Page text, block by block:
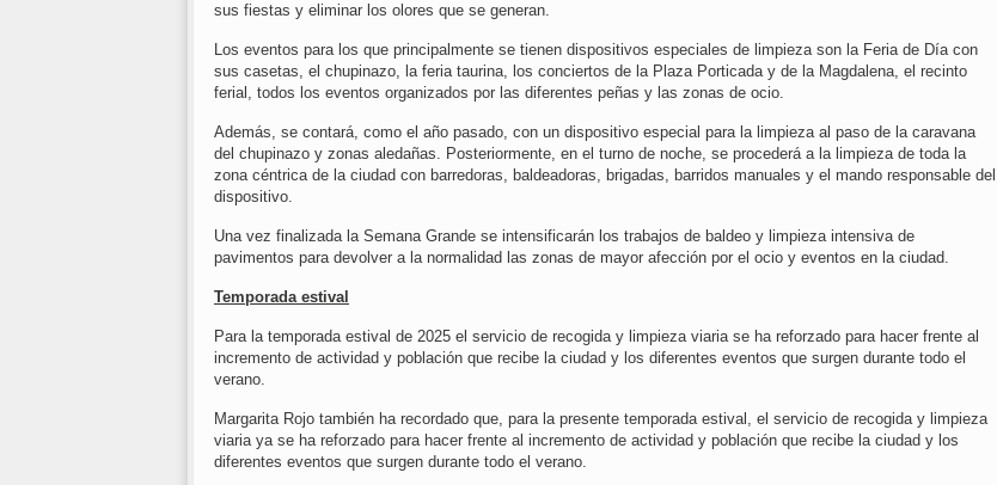
sus fiestas y eliminar los olores que se generan.
Los eventos para los que principalmente se tienen dispositivos especiales de limpieza son la Feria de Día con
sus casetas, el chupinazo, la feria taurina, los conciertos de la Plaza Porticada y de la Magdalena, el recinto
ferial, todos los eventos organizados por las diferentes peñas y las zonas de ocio.
Además, se contará, como el año pasado, con un dispositivo especial para la limpieza al paso de la caravana
del chupinazo y zonas aledañas. Posteriormente, en el turno de noche, se procederá a la limpieza de toda la
zona céntrica de la ciudad con barredoras, baldeadoras, brigadas, barridos manuales y el mando responsable del
dispositivo.
Una vez finalizada la Semana Grande se intensificarán los trabajos de baldeo y limpieza intensiva de
pavimentos para devolver a la normalidad las zonas de mayor afección por el ocio y eventos en la ciudad.
Temporada estival
Para la temporada estival de 2025 el servicio de recogida y limpieza viaria se ha reforzado para hacer frente al
incremento de actividad y población que recibe la ciudad y los diferentes eventos que surgen durante todo el
verano.
Margarita Rojo también ha recordado que, para la presente temporada estival, el servicio de recogida y limpieza
viaria ya se ha reforzado para hacer frente al incremento de actividad y población que recibe la ciudad y los
diferentes eventos que surgen durante todo el verano.